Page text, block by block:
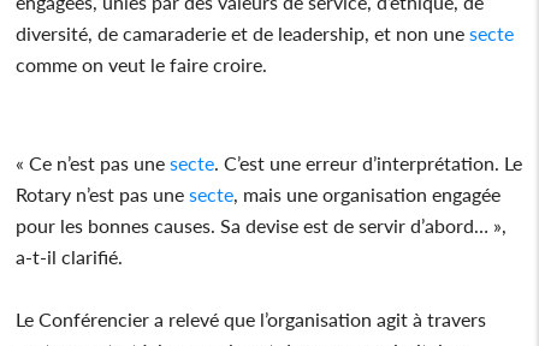
diversité, de camaraderie et de leadership, et non unesecte
comme on veut le faire croire.
« Ce n’est pas unesecte. C’est une erreur d’interprétation. Le
Rotary n’est pas unesecte, mais une organisation engagée
pour les bonnes causes. Sa devise est de servir d’abord… »,
a-t-il clarifié.
Le Conférencier a relevé que l’organisation agit à travers